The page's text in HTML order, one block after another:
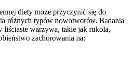
diety może przyczynić się do
różnych typów nowotworów. Badania
liściaste warzywa, takie jak rukola,
zachorowania na: